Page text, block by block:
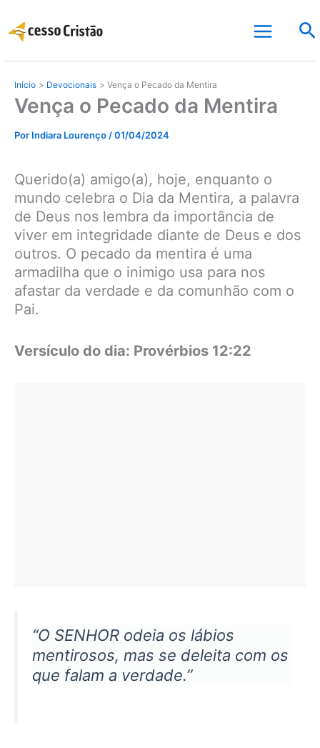
para
conteúdo
Início Devocionais Vença o Pecado da Mentira
Vença o Pecado da Mentira
Por Indiara Lourenço /01/04/2024
Querido(a) amigo(a), hoje, enquanto o
mundo celebra o Dia da Mentira, a palavra
de Deus nos lembra da importância de
viver em integridade diante de Deus e dos
outros. O pecado da mentira é uma
armadilha que o inimigo usa para nos
afastar da verdade e da comunhão com o
Pai.
Versículo do dia: Provérbios 12:22
“O SENHOR odeia os lábios
mentirosos, mas se deleita com os
que falam a verdade.”